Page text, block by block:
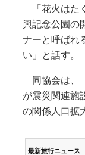
「花火はた
興記念公園の
ナーと呼ばれ
い」と話す。
同協会は、
が震災関連施
の関係人口拡
最新旅行ニュース